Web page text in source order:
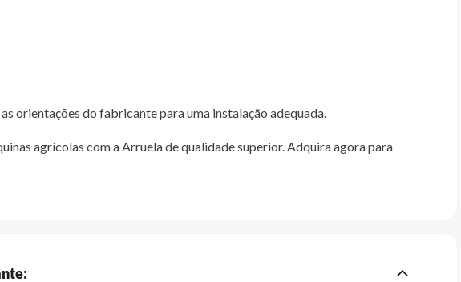
orientações do fabricante para uma instalação adequada.
agrícolas com a Arruela de qualidade superior. Adquira agora para